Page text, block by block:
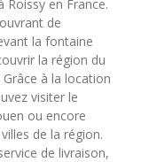
Roissy en France.
de
la fontaine
la région du
Grâce à la location
visiter le
ou encore
de la région.
de livraison,